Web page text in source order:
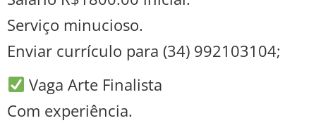
Serviço minucioso.
Enviar currículo para (34) 992103104;
Vaga Arte Finalista
Com experiência.